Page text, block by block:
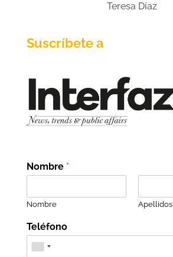
Teresa Díaz
Suscríbete a
Nombre *
Nombre Apellidos
Teléfono